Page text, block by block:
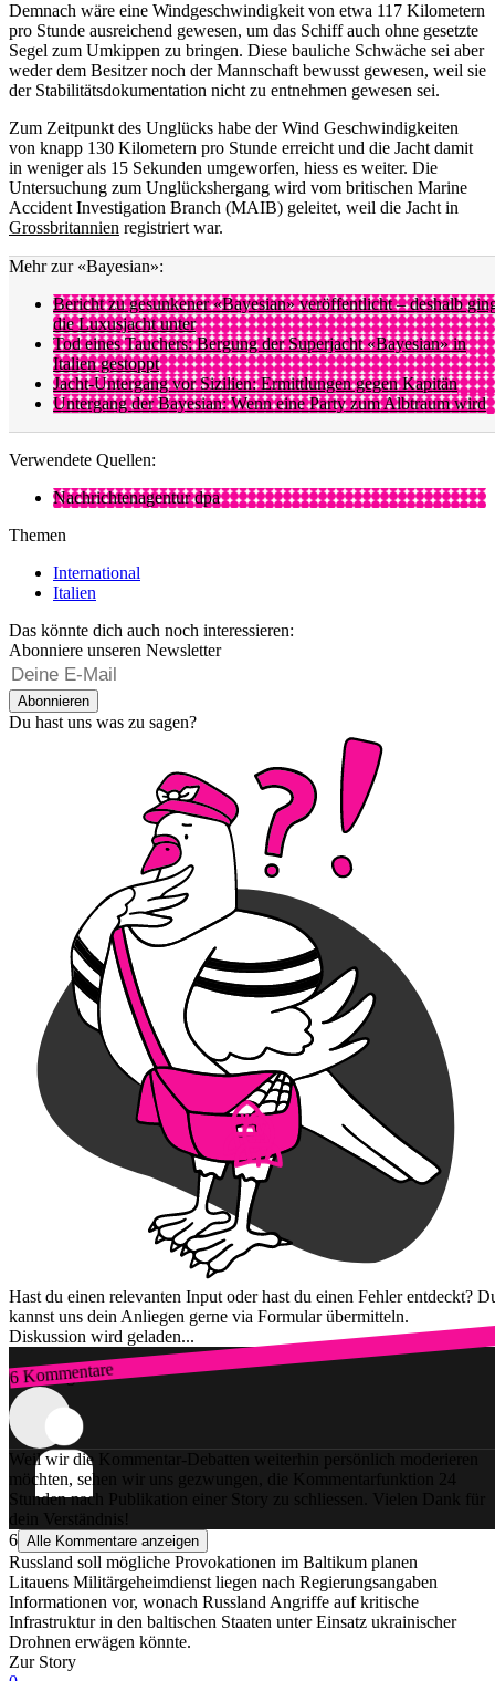
Demnach wäre eine Windgeschwindigkeit von etwa 117 Kilometern
pro Stunde ausreichend gewesen, um das Schiff auch ohne gesetzte
Segel zum Umkippen zu bringen. Diese bauliche Schwäche sei aber
weder dem Besitzer noch der Mannschaft bewusst gewesen, weil sie
der Stabilitätsdokumentation nicht zu entnehmen gewesen sei.
Zum Zeitpunkt des Unglücks habe der Wind Geschwindigkeiten
von knapp 130 Kilometern pro Stunde erreicht und die Jacht damit
in weniger als 15 Sekunden umgeworfen, hiess es weiter. Die
Untersuchung zum Unglückshergang wird vom britischen Marine
Accident Investigation Branch (MAIB) geleitet, weil die Jacht in
Grossbritannien registriert war.
Mehr zur «Bayesian»:
Bericht zu gesunkener «Bayesian» veröffentlicht – deshalb
die Luxusjacht unter
Tod eines Tauchers: Bergung der Superjacht «Bayesian» in
Italien gestoppt
Jacht-Untergang vor Sizilien: Ermittlungen gegen Kapitän
Untergang der Bayesian: Wenn eine Party zum Albtraum wird
Verwendete Quellen:
Nachrichtenagentur dpa
Themen
International
Italien
Das könnte dich auch noch interessieren:
Abonniere unseren Newsletter
Abonnieren
Du hast uns was zu sagen?
Hast du einen relevanten Input oder hast du einen Fehler entdeckt?
kannst uns dein Anliegen gerne via Formular übermitteln.
Diskussion wird geladen...
6 Kommentare
Zum Login
Weil wir die Kommentar-Debatten weiterhin persönlich moderieren
möchten, sehen wir uns gezwungen, die Kommentarfunktion 24
Stunden nach Publikation einer Story zu schliessen. Vielen Dank für
dein Verständnis!
6 Alle Kommentare anzeigen
Russland soll mögliche Provokationen im Baltikum planen
Litauens Militärgeheimdienst liegen nach Regierungsangaben
Informationen vor, wonach Russland Angriffe auf kritische
Infrastruktur in den baltischen Staaten unter Einsatz ukrainischer
Drohnen erwägen könnte.
Zur Story